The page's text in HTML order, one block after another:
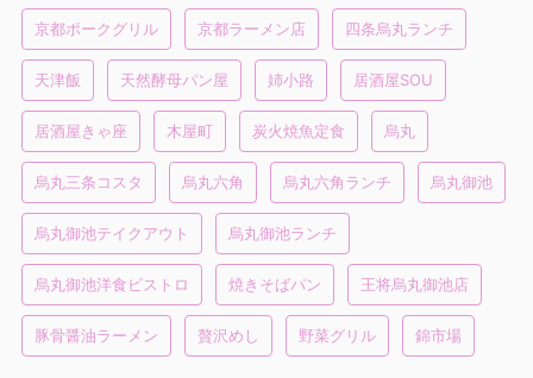
京都ポークグリル 京都ラーメン店 四条烏丸ランチ
天津飯 天然酵母パン屋 姉小路 居酒屋SOU
居酒屋きゃ座 木屋町 炭火焼魚定食 烏丸
烏丸三条コスタ 烏丸六角 烏丸六角ランチ 烏丸御池
烏丸御池テイクアウト 烏丸御池ランチ
烏丸御池洋食ビストロ 焼きそばパン 王将烏丸御池店
豚骨醤油ラーメン 贅沢めし 野菜グリル 錦市場